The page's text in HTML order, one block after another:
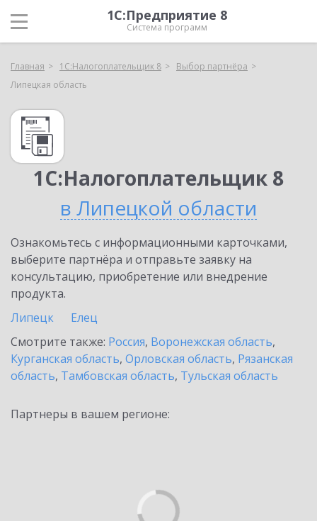
1С:Предприятие 8
Система программ
Главная 1С:Налогоплательщик 8
Выбор партнёра
Липецкая область
1С:Налогоплательщик 8
в Липецкой области
Ознакомьтесь с информационными карточками,
выберите партнёра и отправьте заявку на
консультацию, приобретение или внедрение
продукта.
Липецк
Елец
Смотрите также: Россия, Воронежская область,
Курганская область, Орловская область, Рязанская
область, Тамбовская область, Тульская область
Партнеры в вашем регионе: